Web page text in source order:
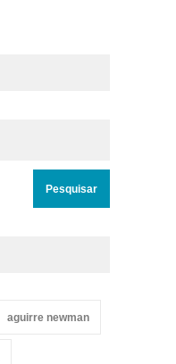
aguirre newman